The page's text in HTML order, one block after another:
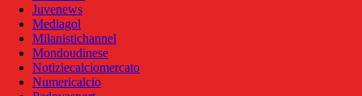
Juvenews
Mediagol
Milanistichannel
Mondoudinese
Notiziecalciomercato
Numericalcio